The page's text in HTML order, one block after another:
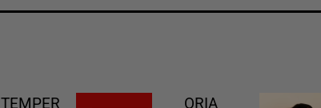
TEMPER
ORIA